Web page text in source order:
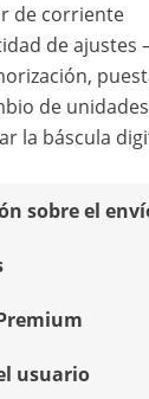
de corriente
de ajustes
de
la báscula
sobre el
usuario